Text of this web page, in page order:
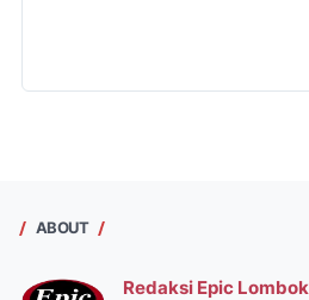
ABOUT
Redaksi Epic Lombok